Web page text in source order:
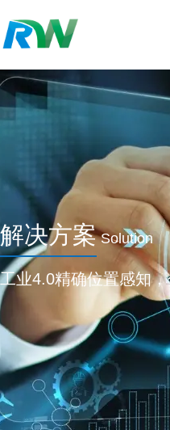
解决方案 Solution
工业4.0精确位置感知